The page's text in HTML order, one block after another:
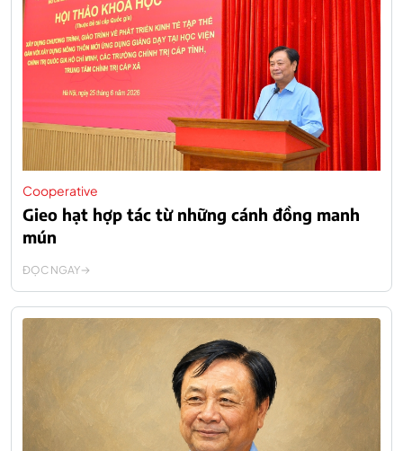
Cooperative
Gieo hạt hợp tác từ những cánh đồng manh
mún
ĐỌC NGAY